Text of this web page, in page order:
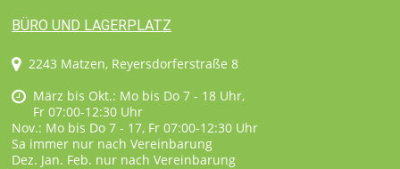
BÜRO UND LAGERPLATZ
2243 Matzen, Reyersdorferstraße 8
März bis Okt.: Mo bis Do 7 - 18 Uhr,
Fr 07:00-12:30 Uhr
Nov.: Mo bis Do 7 - 17, Fr 07:00-12:30 Uhr
Sa immer nur nach Vereinbarung
Dez. Jan. Feb. nur nach Vereinbarung